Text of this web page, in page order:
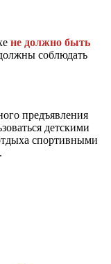
не должно быть
соблюдать
предъявления
детскими
спортивными